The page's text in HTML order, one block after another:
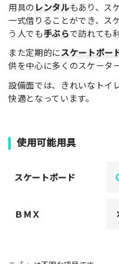
用具の レンタルもあり、ス
一式借りることができ、ス
う人でも手ぶらで訪れても
また定期的にスケートボー
供を中心に多くのスケータ
設備面では、きれいなトイ
快適となっています。
使用可能用具
スケートボード
ＢＭＸ